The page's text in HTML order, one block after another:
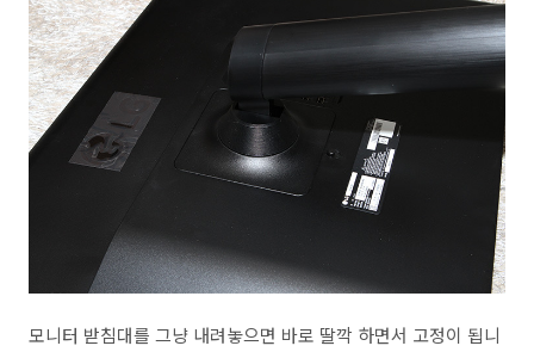
모니터 받침대를 그냥 내려놓으면 바로 딸깍 하면서 고정이 됩니